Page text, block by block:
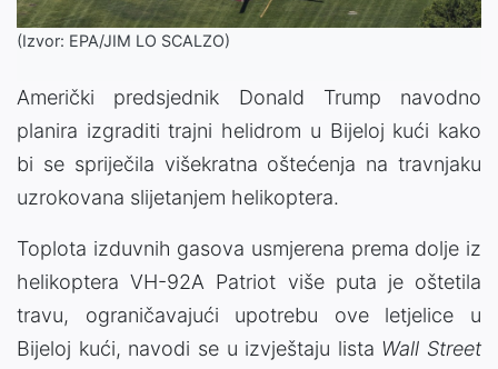
(Izvor: EPA/JIM LO SCALZO)
Američki predsjednik Donald Trump navodno
planira izgraditi trajni helidrom u Bijeloj kući kako
bi se spriječila višekratna oštećenja na travnjaku
uzrokovana slijetanjem helikoptera.
Toplota izduvnih gasova usmjerena prema dolje iz
helikoptera VH-92A Patriot više puta je oštetila
travu, ograničavajući upotrebu ove letjelice u
Bijeloj kući, navodi se u izvještaju lista Wall Street